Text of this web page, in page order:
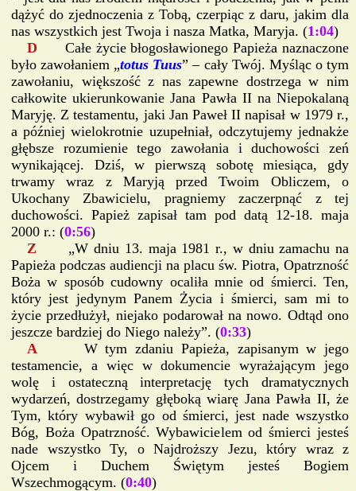
dążyć do zjednoczenia z Tobą, czerpiąc z daru, jakim dla
nas wszystkich jest Twoja i nasza Matka, Maryja. (1:04)
D Całe życie błogosławionego Papieża naznaczone
było zawołaniem „totus Tuus” – cały Twój. Myśląc o tym
zawołaniu, większość z nas zapewne dostrzega w nim
całkowite ukierunkowanie Jana Pawła II na Niepokalaną
Maryję. Z testamentu, jaki Jan Paweł II napisał w 1979 r.,
a później wielokrotnie uzupełniał, odczytujemy jednakże
głębsze rozumienie tego zawołania i duchowości zeń
wynikającej. Dziś, w pierwszą sobotę miesiąca, gdy
trwamy wraz z Maryją przed Twoim Obliczem, o
Ukochany Zbawicielu, pragniemy zaczerpnąć z tej
duchowości. Papież zapisał tam pod datą 12-18. maja
2000 r.: (0:56)
Z „W dniu 13. maja 1981 r., w dniu zamachu na
Papieża podczas audiencji na placu św. Piotra, Opatrzność
Boża w sposób cudowny ocaliła mnie od śmierci. Ten,
który jest jedynym Panem Życia i śmierci, sam mi to
życie przedłużył, niejako podarował na nowo. Odtąd ono
jeszcze bardziej do Niego należy”. (0:33)
A W tym zdaniu Papieża, zapisanym w jego
testamencie, a więc w dokumencie wyrażającym jego
wolę i ostateczną interpretację tych dramatycznych
wydarzeń, dostrzegamy głęboką wiarę Jana Pawła II, że
Tym, który wybawił go od śmierci, jest nade wszystko
Bóg, Boża Opatrzność. Wybawicielem od śmierci jesteś
nade wszystko Ty, o Najdroższy Jezu, który wraz z
Ojcem i Duchem Świętym jesteś Bogiem
Wszechmogącym. (0:40)